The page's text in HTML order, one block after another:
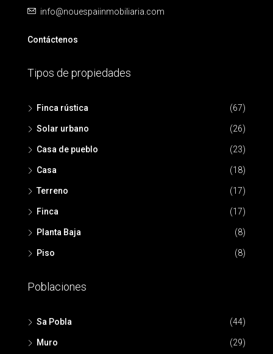
info@nouespaiinmobiliaria.com
Contáctenos
Tipos de propiedades
Finca rústica (67)
Solar urbano (26)
Casa de pueblo (23)
Casa (18)
Terreno (17)
Finca (17)
Planta Baja (8)
Piso (8)
Poblaciones
Sa Pobla (44)
Muro (29)